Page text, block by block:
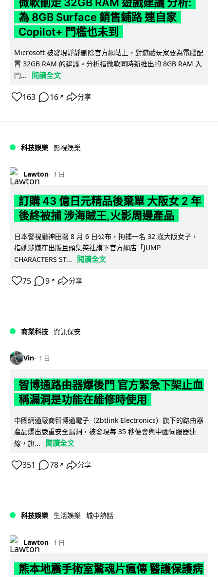
為 8GB Surface 銷售鋪路 連自家
Copilot+ 門檻也未到
Microsoft 被發現靜靜刪除官方網站上，對遊戲玩家要為電腦配
置 32GB RAM 的建議。分析指微軟同時新推出的 8GB RAM 入
門...
閱讀全文
163 16 ↗ 分享
科技娛樂 影視娛樂
Lawton 1 日
訂購 43 億日元精品後棄單 大阪女 2 年
後終被捕 涉海賊王,火影周邊產品
日本警視廳神田署 8 月 6 日公布，拘捕一名 32 歲大阪女子，
指她涉嫌在出版巨頭集英社旗下官方網店「JUMP
CHARACTERS ST...
閱讀全文
75 9 ↗ 分享
商業科技 資訊保安
Vin 1 日
智博通路由器爆後門 官方緊急下架止血
稱漏洞是功能在維修時使用
中國網通廠商智博通電子（Zbtlink Electronics）旗下的路由器
產品爆出嚴重安全漏洞，被發現每 35 秒便會與中國伺服器連
線，旗...
閱讀全文
351 78 ↗ 分享
科技娛樂 生活娛樂 城中熱話
Lawton 1 日
熊本地震手術室驚魂片瘋傳 醫護保護病